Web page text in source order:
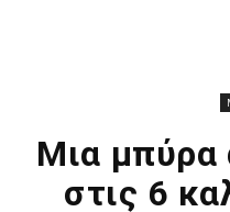
Μια μπύρα
στις 6